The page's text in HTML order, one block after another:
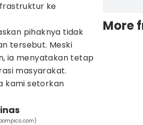
ke
pihaknya tidak
tersebut. Meski
ia menyatakan tetap
masyarakat.
kami setorkan
More